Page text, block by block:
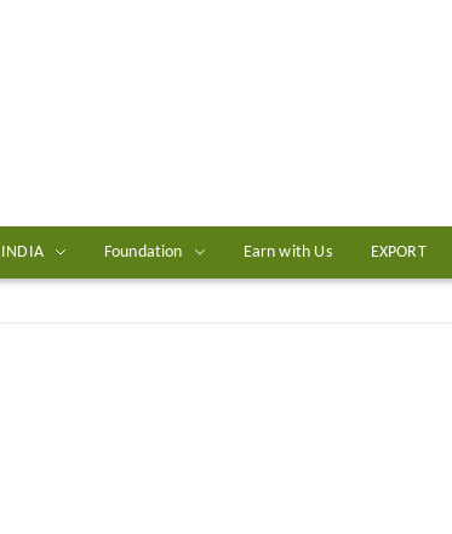
INDIA Foundation Earn with Us EXPORT